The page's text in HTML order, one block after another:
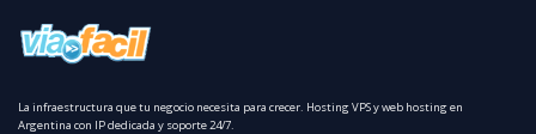
La infraestructura que tu negocio necesita para crecer. Hosting VPS y web hosting en
Argentina con IP dedicada y soporte 24/7.